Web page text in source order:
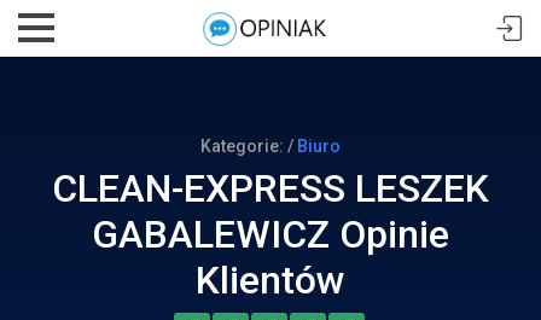
Kategorie: / Biuro
CLEAN-EXPRESS LESZEK
GABALEWICZ Opinie
Klientów